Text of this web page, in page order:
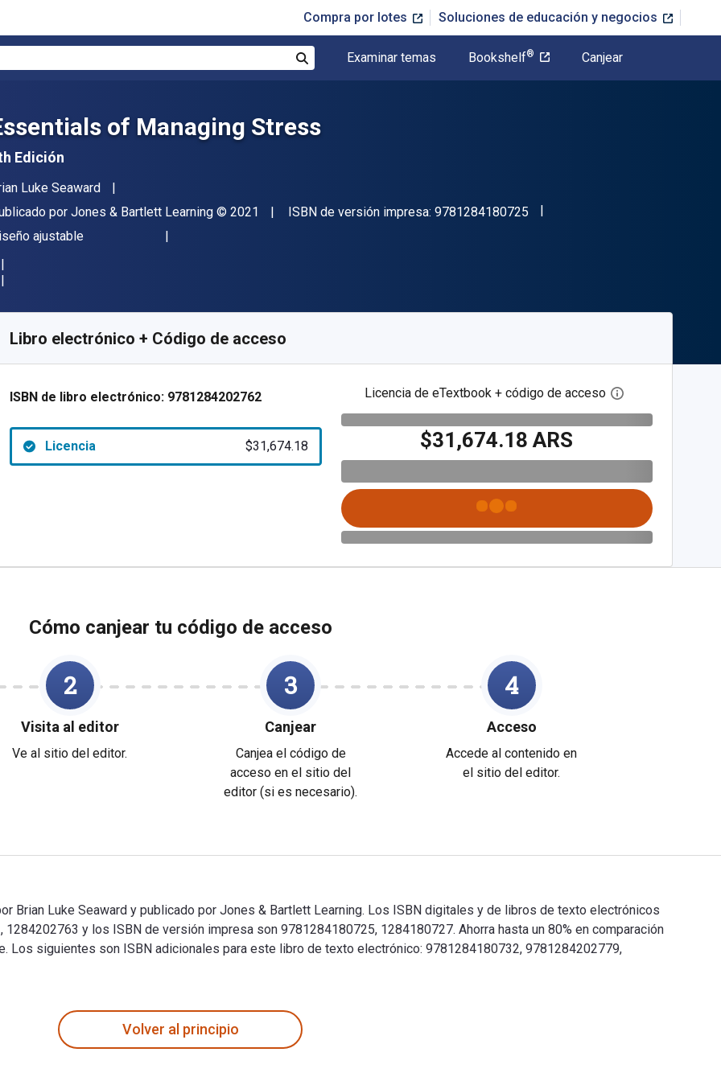
Compra por lotes Soluciones de educación y negocios
Examinar temas Bookshelf® Canjear
of Managing Stress
Edición
Luke Seaward
por Jones & Bartlett Learning Copyright
© 2021 ISBN de versión impresa: 9781284180725 "ISBN-13 9781284180725"
ajustable
Libro electrónico + Código de acceso
ISBN de libro electrónico: 9781284202762
Licencia $31,674.18
Licencia de eTextbook + código de acceso Abre el cuadro
$31,674.18 ARS
Cómo canjear tu código de acceso
2
Visita al editor
Ve al sitio del editor.
3
Canjear
Canjea el código de
acceso en el sitio del
editor (si es necesario).
4
Acceso
Accede al contenido en
el sitio del editor.
Brian Luke Seaward y publicado por Jones & Bartlett Learning. Los ISBN digitales y de libros de texto electrónicos
y los ISBN de versión impresa son 9781284180725, 1284180727. Ahorra hasta un 80% en comparación
Los siguientes son ISBN adicionales para este libro de texto electrónico: 9781284180732, 9781284202779,
Volver al principio